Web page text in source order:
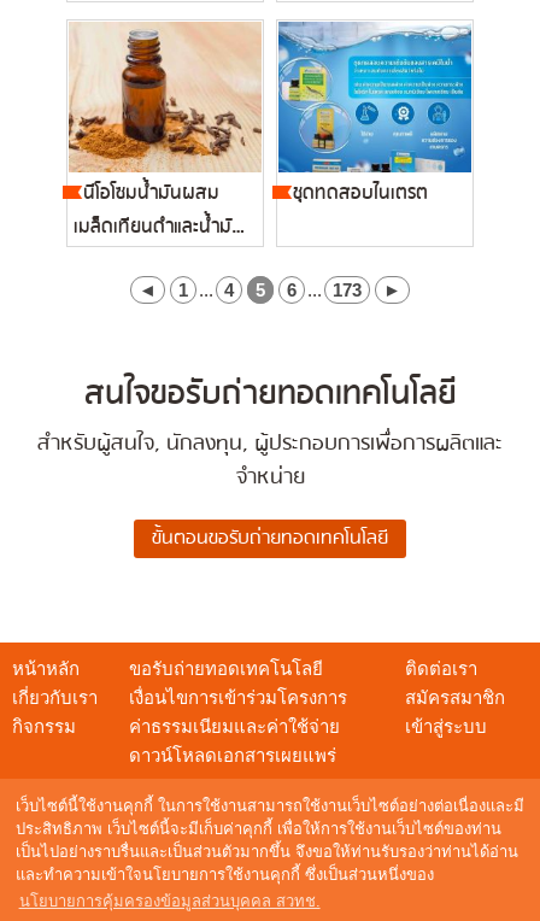
เว็บไซต์นี้ใช้งานคุกกี้ ในการใช้งานสามารถใช้งานเว็บไซต์อย่างต่อเนื่องและมี
ประสิทธิภาพ เว็บไซต์นี้จะมีเก็บค่าคุกกี้ เพื่อให้การใช้งานเว็บไซต์ของท่าน
เป็นไปอย่างราบรื่นและเป็นส่วนตัวมากขึ้น จึงขอให้ท่านรับรองว่าท่านได้อ่าน
และทำความเข้าใจนโยบายการใช้งานคุกกี้ ซึ่งเป็นส่วนหนึ่งของ
นโยบายการคุ้มครองข้อมูลส่วนบุคคล สวทช.
ความเ...
นีโอโซมน้ำมันผสม
เมล็ดเทียนดำและน้ำมัน
ชุดทดสอบไนเตรต
◄ 1 ... 4 5 6 ... 173 ►
สนใจขอรับถ่ายทอดเทคโนโลยี
สำหรับผู้สนใจ, นักลงทุน, ผู้ประกอบการเพื่อการผลิตและ
จำหน่าย
หน้าหลัก
เกี่ยวกับเรา
กิจกรรม
ขอรับถ่ายทอดเทคโนโลยี
เงื่อนไขการเข้าร่วมโครงการ
ค่าธรรมเนียมและค่าใช้จ่าย
ดาวน์โหลดเอกสารเผยแพร่
ติดต่อเรา
สมัครสมาชิก
เข้าสู่ระบบ
สอบถามข้อมูล
อีเมล :techshow@nstda.or.th